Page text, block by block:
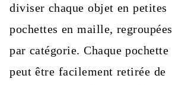
diviser chaque objet en petites
pochettes en maille, regroupées
par catégorie. Chaque pochette
peut être facilement retirée de